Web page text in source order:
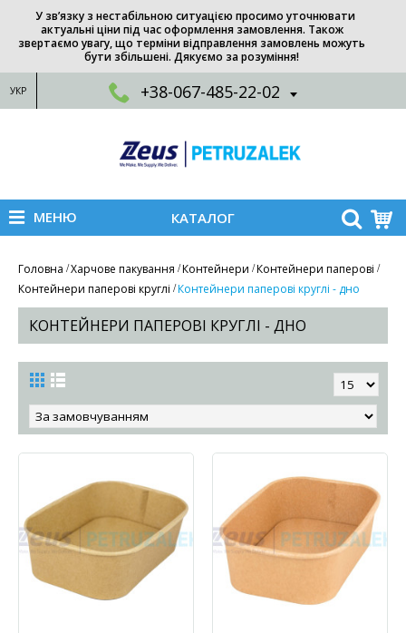
У зв’язку з нестабільною ситуацією просимо уточнювати
актуальні ціни під час оформлення замовлення. Також
звертаємо увагу, що терміни відправлення замовлень можуть
бути збільшені. Дякуємо за розуміння!
УКР +38-067-485-22-02
МЕНЮ КАТАЛОГ
Головна Харчове пакування Контейнери Контейнери паперові
Контейнери паперові круглі Контейнери паперові круглі - дно
КОНТЕЙНЕРИ ПАПЕРОВІ КРУГЛІ - ДНО